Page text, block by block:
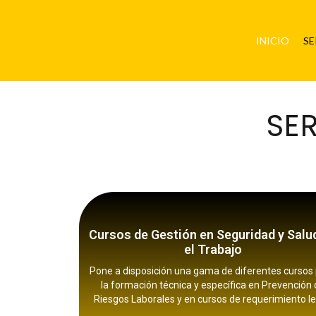
INICIO
Cursos de Gestión en Seguridad y
el Trabajo
Pone a disposición una gama de diferentes cursos
la formación técnica y específica en Prevención
Riesgos Laborales y en cursos de requerimiento